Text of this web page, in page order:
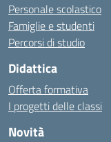
Personale scolastico
Famiglie e studenti
Percorsi di studio
Didattica
Offerta formativa
I progetti delle classi
Novità